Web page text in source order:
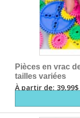
Pièces en vrac
tailles variées
À partir de: 39,99$